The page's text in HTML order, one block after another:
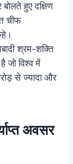
हुए दक्षिण
चीफ
श्रम-शक्ति
जो विश्व में
से ज्यादा और
अवसर